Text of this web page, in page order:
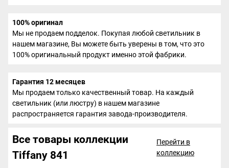
100% оригинал
Мы не продаем подделок. Покупая любой светильник в
нашем магазине, Вы можете быть уверены в том, что это
100% оригинальный продукт именно этой фабрики.
Гарантия 12 месяцев
Мы продаем только качественный товар. На каждый
светильник (или люстру) в нашем магазине
распространяется гарантия завода-производителя.
Все товары коллекции
Tiffany 841
Перейти в
коллекцию